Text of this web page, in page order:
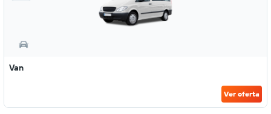
Van
Ver oferta